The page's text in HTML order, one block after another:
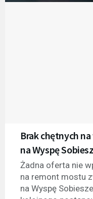
Brak chętnych
na Wyspę
Żadna oferta nie
na remont mostu
na Wyspę